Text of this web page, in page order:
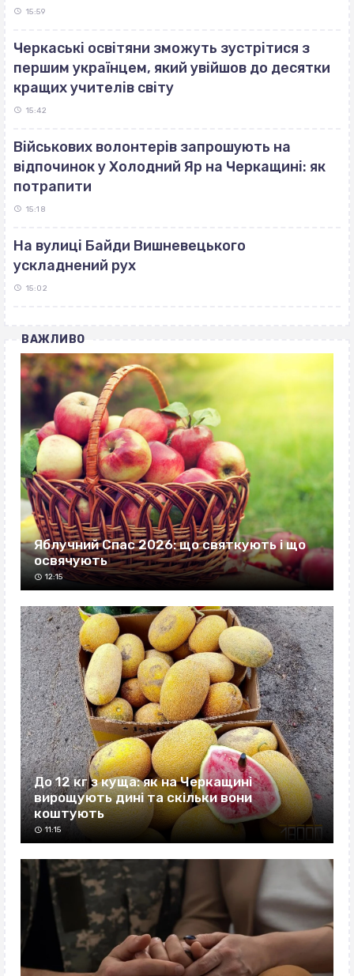
15:59
Черкаські освітяни зможуть зустрітися з
першим українцем, який увійшов до десятки
кращих учителів світу
15:42
Військових волонтерів запрошують на
відпочинок у Холодний Яр на Черкащині: як
потрапити
15:18
На вулиці Байди Вишневецького
ускладнений рух
15:02
ВАЖЛИВО
Яблучний Спас 2026: що святкують і що
освячують
12:15
До 12 кг з куща: як на Черкащині
вирощують дині та скільки вони
коштують
11:15